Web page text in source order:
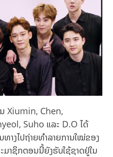
Xiumin, Chen,
Suho ແລະ D.O ໄດ້
າງໄປຖ່າຍທຳລາຍການໃໝ່ຂອງ
າຊິກຕອນນີ້ຍັງຮັບໃຊ້ຊາດຢູ່ໃນ